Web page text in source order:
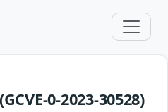
(GCVE-0-2023-30528)